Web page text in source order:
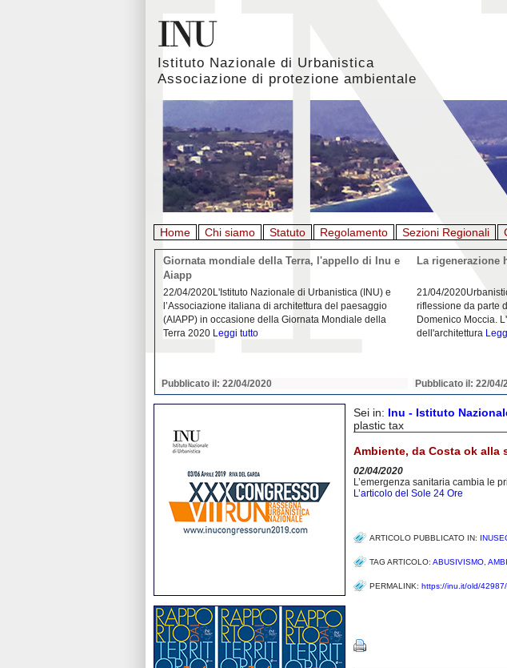
Istituto Nazionale di Urbanistica
Associazione di protezione ambientale
Home Chi siamo Statuto Regolamento Sezioni Regionali
Giornata mondiale della Terra, l'appello di Inu e
Aiapp
22/04/2020L'Istituto Nazionale di Urbanistica (INU) e
l’Associazione italiana di architettura del paesaggio
(AIAPP) in occasione della Giornata Mondiale della
Terra 2020 Leggi tutto
Pubblicato il: 22/04/2020
La rigenerazione
21/04/
riflessione da parte
Domenico Moccia.
dell'architettura
Pubblicato il: 22/04/
Sei in: Inu - Istituto
plastic tax
Ambiente, da Costa ok
02/04/2020
L’emergenza sanitaria cambia le
L’articolo del Sole 24 Ore
ARTICOLO PUBBLICATO IN:
TAG ARTICOLO: ABUSIVISMO
PERMALINK: https://inu.it/old/